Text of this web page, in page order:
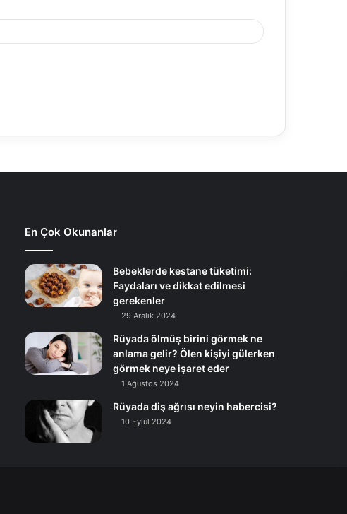
En Çok Okunanlar
Bebeklerde kestane tüketimi:
Faydaları ve dikkat edilmesi
gerekenler
29 Aralık 2024
Rüyada ölmüş birini görmek ne
anlama gelir? Ölen kişiyi gülerken
görmek neye işaret eder
1 Ağustos 2024
Rüyada diş ağrısı neyin habercisi?
10 Eylül 2024